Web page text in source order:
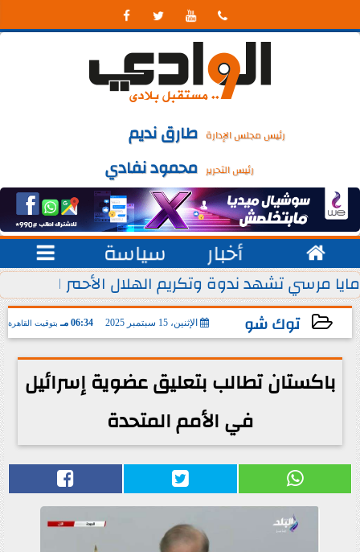
   
رئيس مجلس الإدارة طارق نديم
رئيس التحرير محمود نفادي
 أخبار سياسة 
يوليو من كل عام
مايا مرسي تشهد ندوة وتكريم الهلال الأحمر
توك شو الإثنين، 15 سبتمبر 2025 06:34 مـ بتوقيت القاهرة
2025-09-15 18:34:58
باكستان تطالب بتعليق عضوية إسرائيل
في الأمم المتحدة